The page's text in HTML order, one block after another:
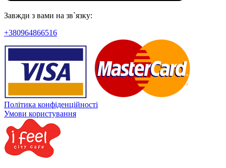
Завжди з вами на зв`язку:
+380964866516
Політика конфіденційності
Умови користування